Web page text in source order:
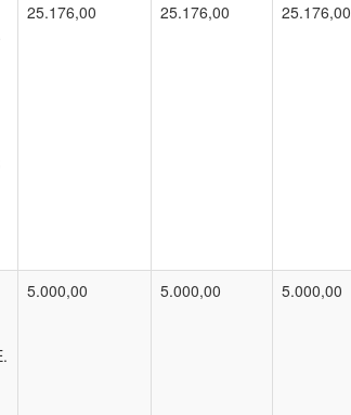
25.176,00 25.176,00 25.176,00
5.000,00 5.000,00 5.000,00